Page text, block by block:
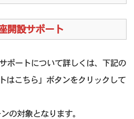
開設サポート
ポートについて詳しくは、下記の
はこちら」ボタンをクリックして
の対象となります。